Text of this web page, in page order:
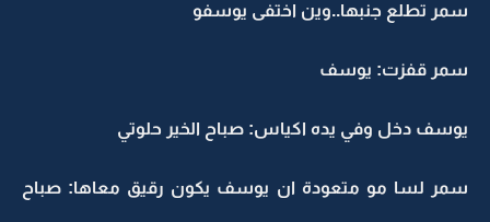
سمر تطلع جنبها..وين اختفى يوسفو
سمر قفزت: يوسف
يوسف دخل وفي يده اكياس: صباح الخير حلوتي
سمر لسا مو متعودة ان يوسف يكون رقيق معاها: صباح